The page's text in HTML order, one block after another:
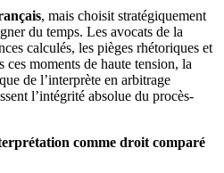
, mais choisit stratégiquement
du temps. Les avocats de la
calculés, les pièges rhétoriques et
ces moments de haute tension, la
de l’interprète en arbitrage
l’intégrité absolue du procès-
comme droit comparé